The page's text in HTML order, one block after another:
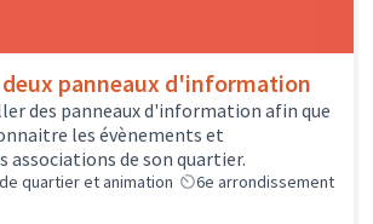
panneaux d'information
des panneaux d'information afin que
les évènements et
associations de son quartier.
quartier et animation 6e arrondissement